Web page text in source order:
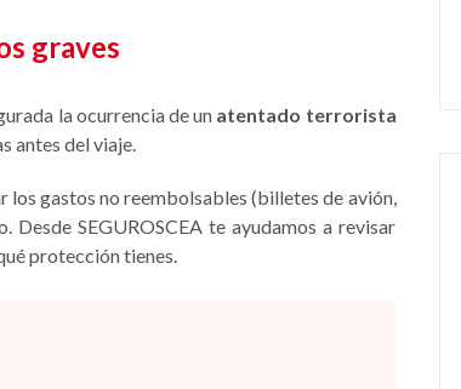
graves
la ocurrencia de un atentado terrorista
antes del viaje.
los gastos no reembolsables (billetes de avión,
Desde SEGUROSCEA te ayudamos a revisar
protección tienes.